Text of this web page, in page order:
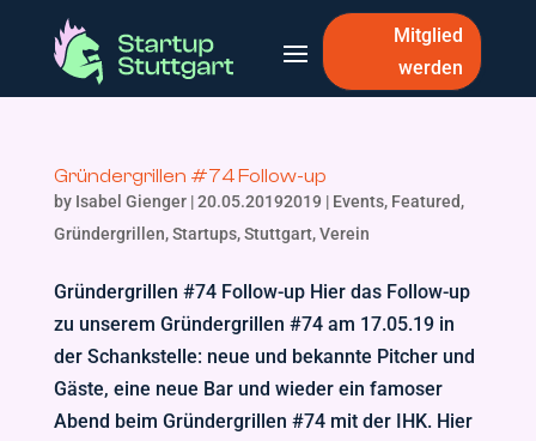
Mitglied
werden
Gründergrillen #74 Follow-up
by Isabel Gienger|20.05.20192019 | Events, Featured,
Gründergrillen,Startups,Stuttgart,Verein
Gründergrillen #74 Follow-up Hier das Follow-up
zu unserem Gründergrillen #74 am 17.05.19 in
der Schankstelle: neue und bekannte Pitcher und
Gäste, eine neue Bar und wieder ein famoser
Abend beim Gründergrillen #74 mit der IHK. Hier